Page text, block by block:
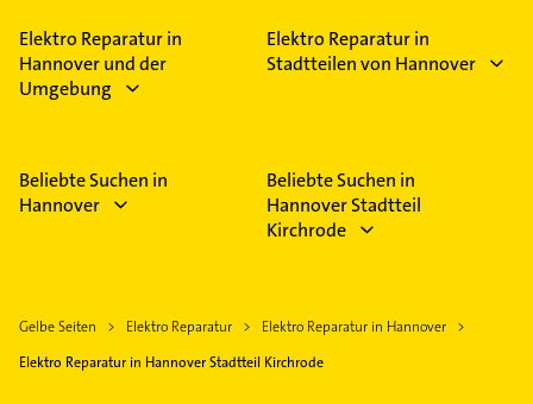
Feiertagen abweichen können.
Elektro Reparatur in
Hannover und der
Umgebung
Elektro Reparatur in
Stadtteilen von Hannover
Beliebte Suchen in
Hannover
Beliebte Suchen in
Hannover Stadtteil
Kirchrode
Gelbe Seiten Elektro Reparatur
Elektro Reparatur in Hannover
Elektro Reparatur in Hannover Stadtteil Kirchrode